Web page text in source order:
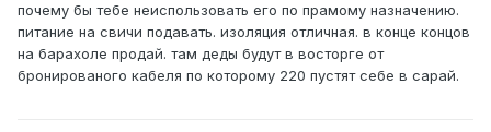
почему бы тебе неиспользовать его по прамому назначению.
питание на свичи подавать. изоляция отличная. в конце концов
на барахоле продай. там деды будут в восторге от
бронированого кабеля по которому 220 пустят себе в сарай.